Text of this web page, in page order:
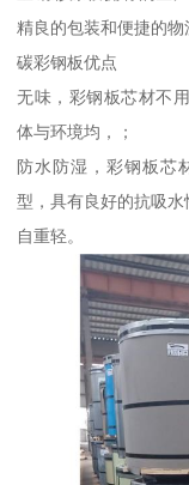
精良的包装和便捷的物
碳彩钢板优点
无味，彩钢板芯材不
体与环境均，；
防水防湿，彩钢板芯
型，具有良好的抗吸水
自重轻。